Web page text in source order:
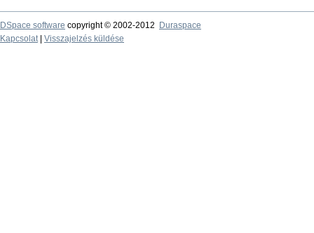
DSpace software copyright © 2002-2012
Duraspace
Kapcsolat| Visszajelzés küldése